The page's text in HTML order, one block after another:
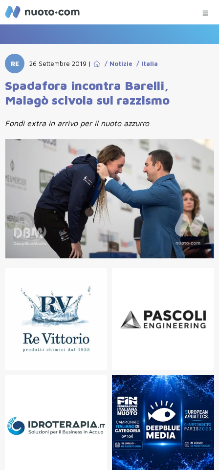
RE 26 Settembre 2019 | / Notizie / Italia
Spadafora incontra Barelli,
Malagò scivola sul razzismo
Fondi extra in arrivo per il nuoto azzurro